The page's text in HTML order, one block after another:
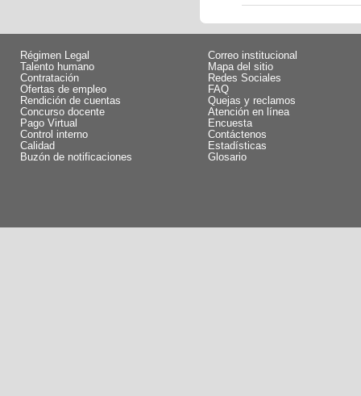
Régimen Legal
Talento humano
Contratación
Ofertas de empleo
Rendición de cuentas
Concurso docente
Pago Virtual
Control interno
Calidad
Buzón de notificaciones
Correo institucional
Mapa del sitio
Redes Sociales
FAQ
Quejas y reclamos
Atención en línea
Encuesta
Contáctenos
Estadísticas
Glosario